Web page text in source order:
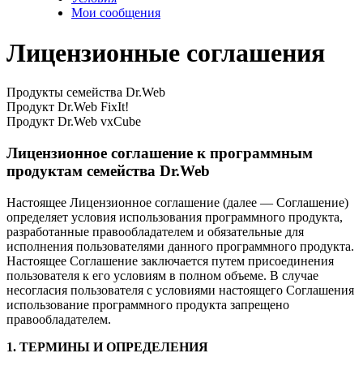
Мои сообщения
Лицензионные соглашения
Продукты семейства Dr.Web
Продукт Dr.Web FixIt!
Продукт Dr.Web vxCube
Лицензионное соглашение к программным
продуктам семейства Dr.Web
Настоящее Лицензионное соглашение (далее — Соглашение)
определяет условия использования программного продукта,
разработанные правообладателем и обязательные для
исполнения пользователями данного программного продукта.
Настоящее Соглашение заключается путем присоединения
пользователя к его условиям в полном объеме. В случае
несогласия пользователя с условиями настоящего Соглашения
использование программного продукта запрещено
правообладателем.
1. ТЕРМИНЫ И ОПРЕДЕЛЕНИЯ